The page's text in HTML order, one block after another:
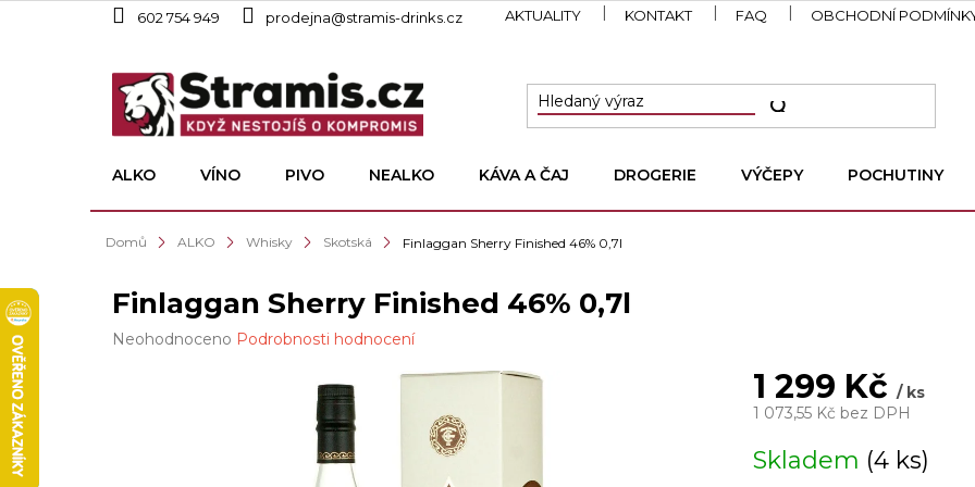
602 754 949 prodejna@stramis-drinks.cz AKTUALITY KONTAKT FAQ OBCHODNÍ
ALKO VÍNO PIVO NEALKO KÁVA A ČAJ DROGERIE VÝČEPY POCHUTINY
Domů ALKO Whisky Skotská Finlaggan Sherry Finished 46% 0,7l
Finlaggan Sherry Finished 46% 0,7l
Průměrné
Neohodnoceno Podrobnosti hodnocení
1 299 Kč/ ks
1 073,55 Kč bez DPH
cena:
Skladem (4 ks)